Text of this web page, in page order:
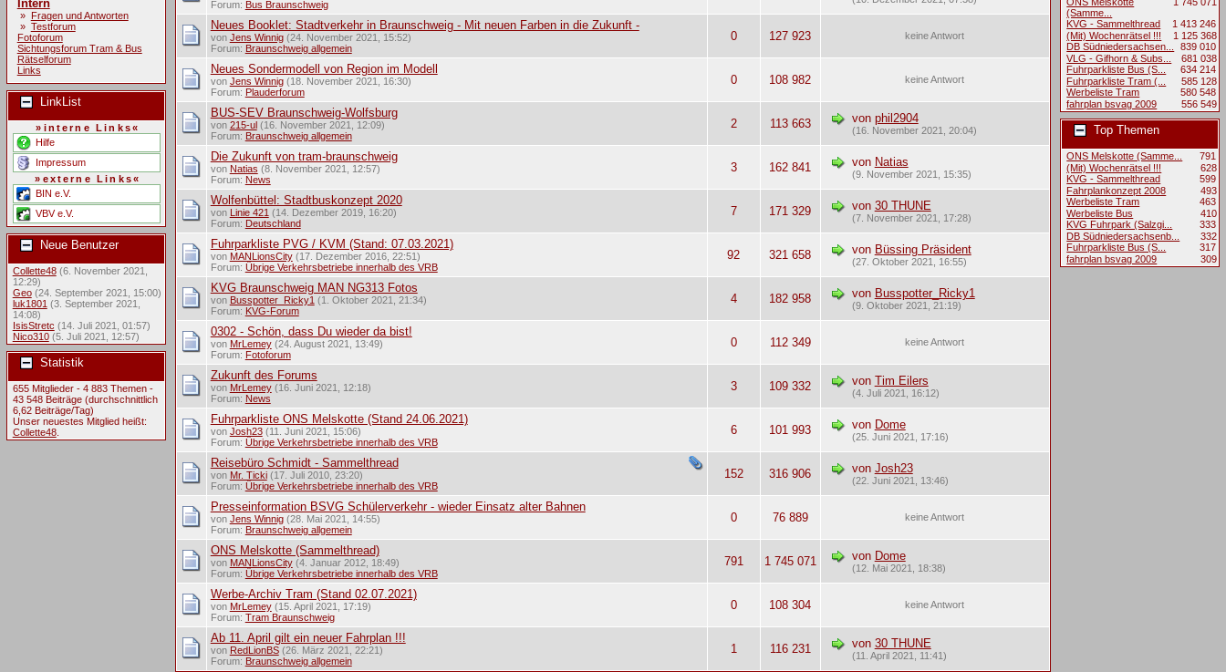
Intern
» Fragen und Antworten
» Testforum
Fotoforum
Sichtungsforum Tram & Bus
Rätselforum
Links
LinkList
»interne Links«
Hilfe
Impressum
»externe Links«
BIN e.V.
VBV e.V.
Neue Benutzer
Collette48 (6. November 2021,
12:29)
Geo (24. September 2021, 15:00)
luk1801 (3. September 2021,
14:08)
IsisStretc (14. Juli 2021, 01:57)
Nico310 (5. Juli 2021, 12:57)
Statistik
655 Mitglieder - 4 883 Themen -
43 548 Beiträge (durchschnittlich
6,62 Beiträge/Tag)
Unser neuestes Mitglied heißt:
Collette48.
(Samme...
1 413 246
KVG - Sammelthread
1 125 368
(Mit) Wochenrätsel !!!
839 010
DB Südniedersachsen...
681 038
VLG - Gifhorn & Subs...
634 214
Fuhrparkliste Bus (S...
585 128
Fuhrparkliste Tram (...
580 548
Werbeliste Tram
556 549
fahrplan bsvag 2009
Top Themen
791
ONS Melskotte (Samme...
628
(Mit) Wochenrätsel !!!
599
KVG - Sammelthread
493
Fahrplankonzept 2008
463
Werbeliste Tram
410
Werbeliste Bus
333
KVG Fuhrpark (Salzgi...
332
DB Südniedersachsenb...
317
Fuhrparkliste Bus (S...
309
fahrplan bsvag 2009
Forum: Bus Braunschweig
Neues Booklet: Stadtverkehr in Braunschweig - Mit neuen Farben in die Zukunft -
von Jens Winnig(24. November 2021, 15:52)
Forum: Braunschweig allgemein
0 127 923 keine Antwort
Neues Sondermodell von Region im Modell
von Jens Winnig(18. November 2021, 16:30)
Forum: Plauderforum
0 108 982 keine Antwort
BUS-SEV Braunschweig-Wolfsburg
von 215-ul(16. November 2021, 12:09)
Forum: Braunschweig allgemein
2 113 663 von phil2904
(16. November 2021, 20:04)
Die Zukunft von tram-braunschweig
von Natias (8. November 2021, 12:57)
Forum: News
3 162 841 von Natias
(9. November 2021, 15:35)
Wolfenbüttel: Stadtbuskonzept 2020
von Linie 421 (14. Dezember 2019, 16:20)
Forum: Deutschland
7 171 329 von 30 THUNE
(7. November 2021, 17:28)
Fuhrparkliste PVG / KVM (Stand: 07.03.2021)
von MANLionsCity(17. Dezember 2016, 22:51)
Forum: Übrige Verkehrsbetriebe innerhalb des VRB
92 321 658 von Büssing Präsident
(27. Oktober 2021, 16:55)
KVG Braunschweig MAN NG313 Fotos
von Busspotter_Ricky1 (1. Oktober 2021, 21:34)
Forum: KVG-Forum
4 182 958 von Busspotter_Ricky1
(9. Oktober 2021, 21:19)
0302 - Schön, dass Du wieder da bist!
von MrLemey(24. August 2021, 13:49)
Forum: Fotoforum
0 112 349 keine Antwort
Zukunft des Forums
von MrLemey(16. Juni 2021, 12:18)
Forum: News
3 109 332 von Tim Eilers
(4. Juli 2021, 16:12)
Fuhrparkliste ONS Melskotte (Stand 24.06.2021)
von Josh23(11. Juni 2021, 15:06)
Forum: Übrige Verkehrsbetriebe innerhalb des VRB
6 101 993 von Dome
(25. Juni 2021, 17:16)
Reisebüro Schmidt - Sammelthread
von Mr. Ticki(17. Juli 2010, 23:20)
Forum: Übrige Verkehrsbetriebe innerhalb des VRB
152 316 906 von Josh23
(22. Juni 2021, 13:46)
Presseinformation BSVG Schülerverkehr - wieder Einsatz alter Bahnen
von Jens Winnig(28. Mai 2021, 14:55)
Forum: Braunschweig allgemein
0 76 889 keine Antwort
ONS Melskotte (Sammelthread)
von MANLionsCity(4. Januar 2012, 18:49)
Forum: Übrige Verkehrsbetriebe innerhalb des VRB
791 1 745 071 von Dome
(12. Mai 2021, 18:38)
Werbe-Archiv Tram (Stand 02.07.2021)
von MrLemey(15. April 2021, 17:19)
Forum: Tram Braunschweig
0 108 304 keine Antwort
Ab 11. April gilt ein neuer Fahrplan !!!
von RedLionBS(26. März 2021, 22:21)
Forum: Braunschweig allgemein
1 116 231 von 30 THUNE
(11. April 2021, 11:41)